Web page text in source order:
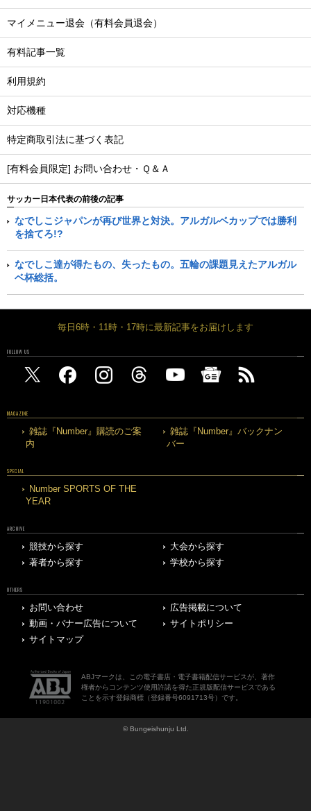
マイメニュー退会（有料会員退会）
有料記事一覧
利用規約
対応機種
特定商取引法に基づく表記
[有料会員限定] お問い合わせ・Ｑ＆Ａ
サッカー日本代表の前後の記事
なでしこジャパンが再び世界と対決。アルガルベカップでは勝利
を捨てろ!?
なでしこ達が得たもの、失ったもの。五輪の課題見えたアルガル
ベ杯総括。
毎日6時・11時・17時に最新記事をお届けします
FOLLOW US
MAGAZINE
雑誌『Number』購読のご案
内
雑誌『Number』バックナン
バー
SPECIAL
Number SPORTS OF THE
YEAR
ARCHIVE
競技から探す
大会から探す
著者から探す
学校から探す
OTHERS
お問い合わせ
広告掲載について
動画・バナー広告について
サイトポリシー
サイトマップ
ABJマークは、この電子書店・電子書籍配信サービスが、著作
権者からコンテンツ使用許諾を得た正規版配信サービスである
ことを示す登録商標（登録番号6091713号）です。
© Bungeishunju Ltd.